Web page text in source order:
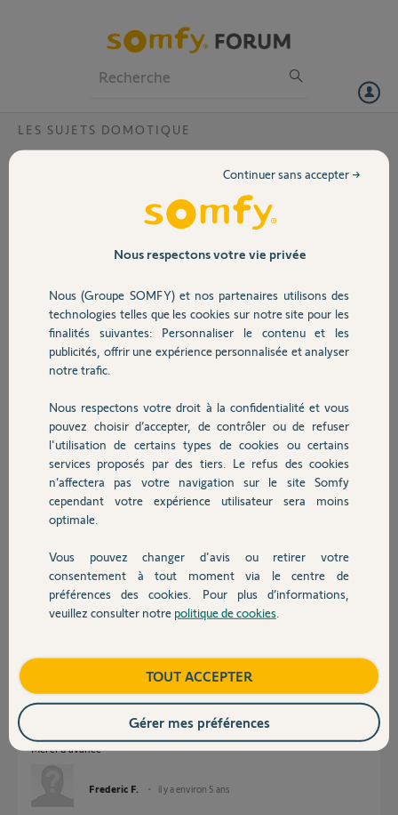
Volet
Sécurité
Domotique
Chauffage
Autres produits
Devis avec un pro
Contact
LES SUJETS DOMOTIQUE
Volet soprofen solaire rts et tahoma
Je viens de monter des volets roulants solaires rts ms soft 2 soprofen
Merci,
Dimitri P.
il y a environ 5 ans
Réponses
Bonjour,
Soprofem ?
Je recherche egalement si la "Somfy 1870870 - Pack TaHoma Box" est
comptatible avec les volet soprofen M Soft 2 solaires ??
Merci d'avance
Frederic F. il y a environ 5 ans
Nous respectons votre vie privée
Nous (Groupe SOMFY) et nos partenaires utilisons des
technologies telles que les cookies sur notre site pour les
finalités suivantes: Personnaliser le contenu et les
publicités, offrir une expérience personnalisée et analyser
notre trafic.
Nous respectons votre droit à la confidentialité et vous
pouvez choisir d’accepter, de contrôler ou de refuser
l'utilisation de certains types de cookies ou certains
services proposés par des tiers. Le refus des cookies
n’affectera pas votre navigation sur le site Somfy
cependant votre expérience utilisateur sera moins
optimale.
Vous pouvez changer d'avis ou retirer votre
consentement à tout moment via le centre de
préférences des cookies. Pour plus d’informations,
veuillez consulter notre politique de cookies
Continuer sans accepter →
TOUT ACCEPTER
Gérer mes préférences